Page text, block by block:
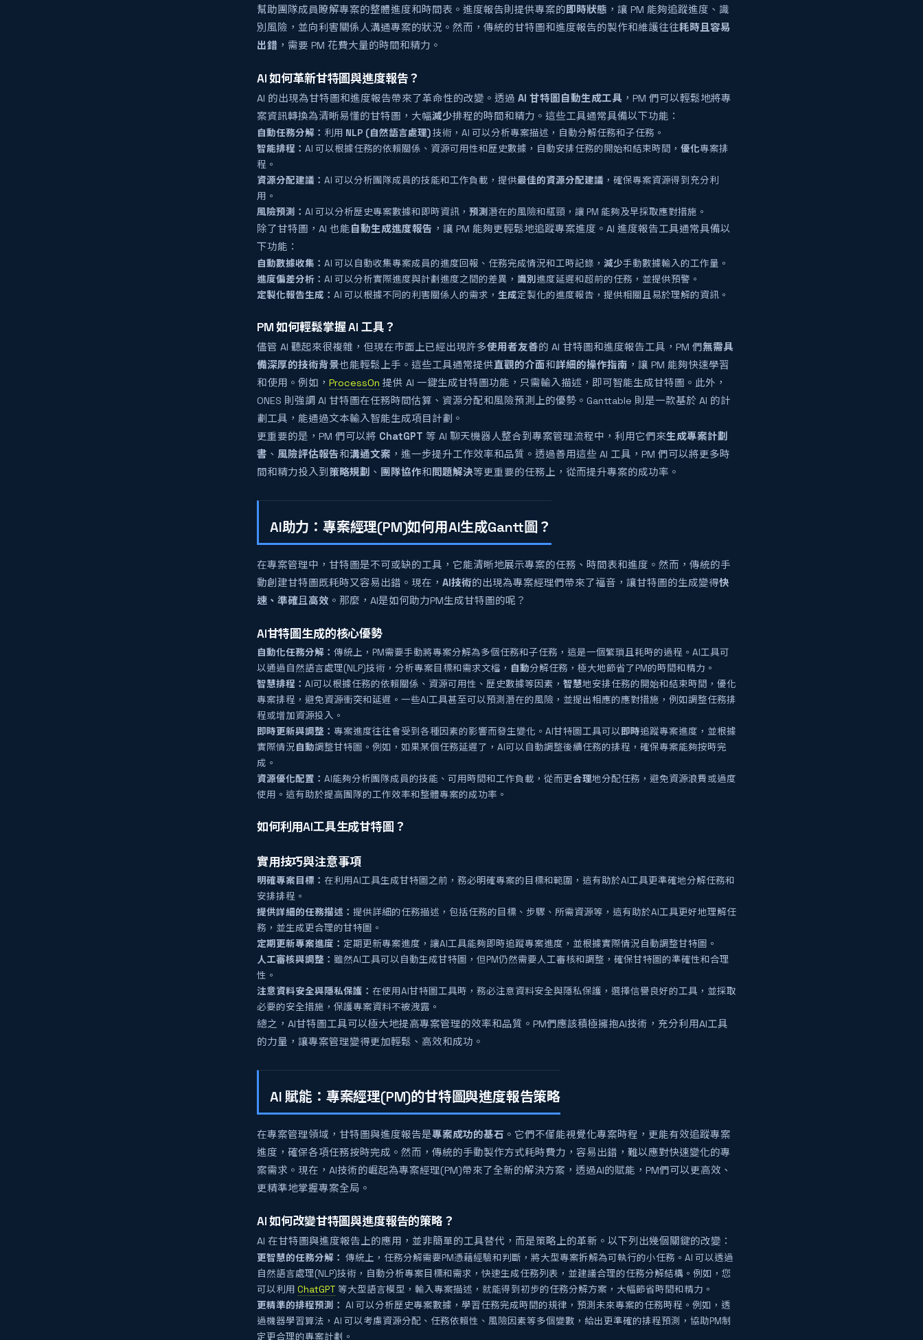
幫助團隊成員瞭解專案的整體進度和時間表。進度報告則提供專案的即時狀態 ，讓 PM 能夠追蹤進度、識
別風險，並向利害關係人溝通專案的狀況。然而，傳統的甘特圖和進度報告的製作和維護往往耗時且容易
出錯 ，需要 PM 花費大量的時間和精力。
AI 如何革新甘特圖與進度報告？
AI 的出現為甘特圖和進度報告帶來了革命性的改變。透過 AI 甘特圖自動生成工具 ，PM 們可以輕鬆地將專
案資訊轉換為清晰易懂的甘特圖，大幅減少排程的時間和精力。這些工具通常具備以下功能：
自動任務分解： 利用 NLP (自然語言處理)技術，AI 可以分析專案描述，自動分解任務和子任務。
智能排程： AI 可以根據任務的依賴關係、資源可用性和歷史數據，自動安排任務的開始和結束時間， 優化專案排
程。
資源分配建議： AI 可以分析團隊成員的技能和工作負載，提供最佳的資源分配建議 ，確保專案資源得到充分利
用。
風險預測： AI 可以分析歷史專案數據和即時資訊， 預測 潛在的風險和瓶頸，讓 PM 能夠及早採取應對措施。
除了甘特圖，AI 也能自動生成進度報告 ，讓 PM 能夠更輕鬆地追蹤專案進度。AI 進度報告工具通常具備以
下功能：
自動數據收集： AI 可以自動收集專案成員的進度回報、任務完成情況和工時記錄， 減少手動數據輸入的工作量。
進度偏差分析： AI 可以分析實際進度與計劃進度之間的差異， 識別進度延遲和超前的任務，並提供預警。
定製化報告生成： AI 可以根據不同的利害關係人的需求， 生成定製化的進度報告，提供相關且易於理解的資訊。
PM 如何輕鬆掌握 AI 工具？
儘管 AI 聽起來很複雜，但現在市面上已經出現許多使用者友善的 AI 甘特圖和進度報告工具，PM 們無需具
備深厚的技術背景也能輕鬆上手。這些工具通常提供直觀的介面和詳細的操作指南 ，讓 PM 能夠快速學習
和使用。例如， ProcessOn 提供 AI 一鍵生成甘特圖功能，只需輸入描述，即可智能生成甘特圖。此外，
ONES 則強調 AI 甘特圖在任務時間估算、資源分配和風險預測上的優勢。Ganttable 則是一款基於 AI 的計
劃工具，能通過文本輸入智能生成項目計劃。
更重要的是，PM 們可以將 ChatGPT 等 AI 聊天機器人整合到專案管理流程中，利用它們來生成專案計劃
書 、 風險評估報告和溝通文案 ，進一步提升工作效率和品質。透過善用這些 AI 工具，PM 們可以將更多時
間和精力投入到 策略規劃 、 團隊協作和 問題解決等更重要的任務上，從而提升專案的成功率。
AI助力：專案經理(PM)如何用AI生成Gantt圖？
在專案管理中，甘特圖是不可或缺的工具，它能清晰地展示專案的任務、時間表和進度。然而，傳統的手
動創建甘特圖既耗時又容易出錯。現在， AI技術的出現為專案經理們帶來了福音，讓甘特圖的生成變得快
速、準確且高效 。那麼，AI是如何助力PM生成甘特圖的呢？
AI甘特圖生成的核心優勢
自動化任務分解： 傳統上，PM需要手動將專案分解為多個任務和子任務，這是一個繁瑣且耗時的過程。AI工具可
以通過自然語言處理(NLP)技術，分析專案目標和需求文檔， 自動分解任務，極大地節省了PM的時間和精力。
智慧排程： AI可以根據任務的依賴關係、資源可用性、歷史數據等因素， 智慧地安排任務的開始和結束時間，優化
專案排程，避免資源衝突和延遲。一些AI工具甚至可以預測潛在的風險，並提出相應的應對措施，例如調整任務排
程或增加資源投入。
即時更新與調整： 專案進度往往會受到各種因素的影響而發生變化。AI甘特圖工具可以即時追蹤專案進度，並根據
實際情況自動調整甘特圖。例如，如果某個任務延遲了，AI可以自動調整後續任務的排程，確保專案能夠按時完
成。
資源優化配置： AI能夠分析團隊成員的技能、可用時間和工作負載，從而更合理地分配任務，避免資源浪費或過度
使用。這有助於提高團隊的工作效率和整體專案的成功率。
如何利用AI工具生成甘特圖？
實用技巧與注意事項
明確專案目標： 在利用AI工具生成甘特圖之前，務必明確專案的目標和範圍，這有助於AI工具更準確地分解任務和
安排排程。
提供詳細的任務描述： 提供詳細的任務描述，包括任務的目標、步驟、所需資源等，這有助於AI工具更好地理解任
務，並生成更合理的甘特圖。
定期更新專案進度： 定期更新專案進度，讓AI工具能夠即時追蹤專案進度，並根據實際情況自動調整甘特圖。
人工審核與調整： 雖然AI工具可以自動生成甘特圖，但PM仍然需要人工審核和調整，確保甘特圖的準確性和合理
性。
注意資料安全與隱私保護： 在使用AI甘特圖工具時，務必注意資料安全與隱私保護，選擇信譽良好的工具，並採取
必要的安全措施，保護專案資料不被洩露。
總之，AI甘特圖工具可以極大地提高專案管理的效率和品質。PM們應該積極擁抱AI技術，充分利用AI工具
的力量，讓專案管理變得更加輕鬆、高效和成功。
AI 賦能：專案經理(PM)的甘特圖與進度報告策略
在專案管理領域，甘特圖與進度報告是專案成功的基石 。它們不僅能視覺化專案時程，更能有效追蹤專案
進度，確保各項任務按時完成。然而，傳統的手動製作方式耗時費力，容易出錯，難以應對快速變化的專
案需求。現在，AI技術的崛起為專案經理(PM)帶來了全新的解決方案，透過AI的賦能，PM們可以更高效、
更精準地掌握專案全局。
AI 如何改變甘特圖與進度報告的策略？
AI 在甘特圖與進度報告上的應用，並非簡單的工具替代，而是策略上的革新。以下列出幾個關鍵的改變：
更智慧的任務分解： 傳統上，任務分解需要PM憑藉經驗和判斷，將大型專案拆解為可執行的小任務。AI 可以透過
自然語言處理(NLP)技術，自動分析專案目標和需求，快速生成任務列表，並建議合理的任務分解結構。例如，您
可以利用 ChatGPT 等大型語言模型，輸入專案描述，就能得到初步的任務分解方案，大幅節省時間和精力。
更精準的排程預測： AI 可以分析歷史專案數據，學習任務完成時間的規律，預測未來專案的任務時程。例如，透
過機器學習算法，AI 可以考慮資源分配、任務依賴性、風險因素等多個變數，給出更準確的排程預測，協助PM制
定更合理的專案計劃。